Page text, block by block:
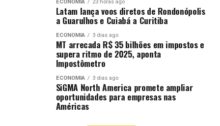
início de suas trajetórias no mercado de trabalho. O
tópico mencionou ainda o papel do Poder Judiciário e de
outras instituições públicas, como as polícias Civil e
Militar, Conselho Tutelar, Defensoria Pública e
Ministério Público, na proteção do público jovem.
mas que exigem grande esforço na prática cotidiana de
qualquer pessoa. E quando somados à disciplina,
resultam em um futuro promissor”, comentou o juiz
ECONOMIA 23 horas ago
Latam lança voos diretos de Rondonópolis
a Guarulhos e Cuiabá a Curitiba
ECONOMIA 3 dias ago
MT arrecada R$ 35 bilhões em impostos e
supera ritmo de 2025, aponta
Impostômetro
ECONOMIA 3 dias ago
SiGMA North America promete ampliar
oportunidades para empresas nas
Américas